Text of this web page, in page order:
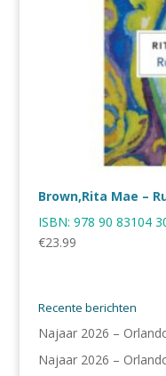
Brown,Rita Mae –
ISBN: 978 90 83104
€23.99
Recente berichten
Najaar 2026 –
Najaar 2026 –